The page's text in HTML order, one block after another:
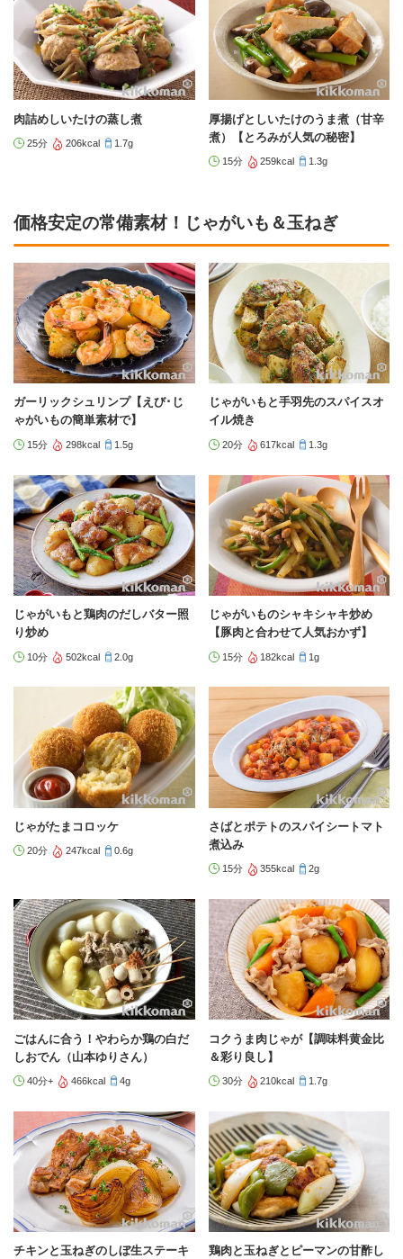
肉詰めしいたけの蒸し煮
25分 206kcal 1.7g
厚揚げとしいたけのうま煮（甘辛
煮）【とろみが人気の秘密】
15分 259kcal 1.3g
価格安定の常備素材！じゃがいも＆玉ねぎ
ガーリックシュリンプ【えび･じ
ゃがいもの簡単素材で】
15分 298kcal 1.5g
じゃがいもと手羽先のスパイスオ
イル焼き
20分 617kcal 1.3g
じゃがいもと鶏肉のだしバター照
り炒め
10分 502kcal 2.0g
じゃがいものシャキシャキ炒め
【豚肉と合わせて人気おかず】
15分 182kcal 1g
じゃがたまコロッケ
20分 247kcal 0.6g
さばとポテトのスパイシートマト
煮込み
15分 355kcal 2g
ごはんに合う！やわらか鶏の白だ
しおでん（山本ゆりさん）
40分+ 466kcal 4g
コクうま肉じゃが【調味料黄金比
＆彩り良し】
30分 210kcal 1.7g
チキンと玉ねぎのしぼ生ステーキ 鶏肉と玉ねぎとピーマンの甘酢し